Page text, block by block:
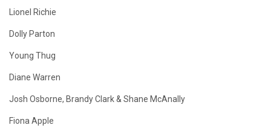
Lionel Richie
Dolly Parton
Young Thug
Diane Warren
Josh Osborne, Brandy Clark & Shane McAnally
Fiona Apple